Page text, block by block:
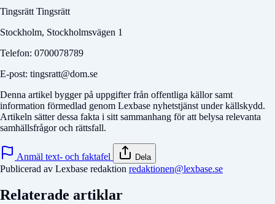
Tingsrätt Tingsrätt
Stockholm, Stockholmsvägen 1
Telefon: 0700078789
E-post: tingsratt@dom.se
Denna artikel bygger på uppgifter från offentliga källor samt
information förmedlad genom Lexbase nyhetstjänst under källskydd.
Artikeln sätter dessa fakta i sitt sammanhang för att belysa relevanta
samhällsfrågor och rättsfall.
Anmäl text- och faktafel Dela
Publicerad av Lexbase redaktion redaktionen@lexbase.se
Relaterade artiklar